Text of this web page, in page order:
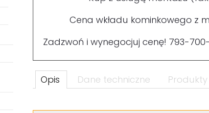
Cena wkładu kominkowego z
Zadzwoń i wynegocjuj cenę! 793-
Opis Dane techniczne